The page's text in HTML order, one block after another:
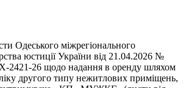
Одеського міжрегіонального
юстиції України від 21.04.2026 №
26 щодо надання в оренду шляхом
другого типу нежитлових приміщень,